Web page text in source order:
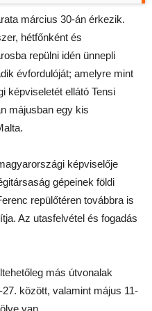
március 30-án érkezik.
hétfőnként és
repülni idén ünnepli
évfordulóját; amelyre mint
képviseletét ellátó Tensi
májusban egy kis
képviselője
gépeinek földi
repülőtéren továbbra is
Az utasfelvétel és fogadás
más útvonalak
között, valamint május 11-
van.